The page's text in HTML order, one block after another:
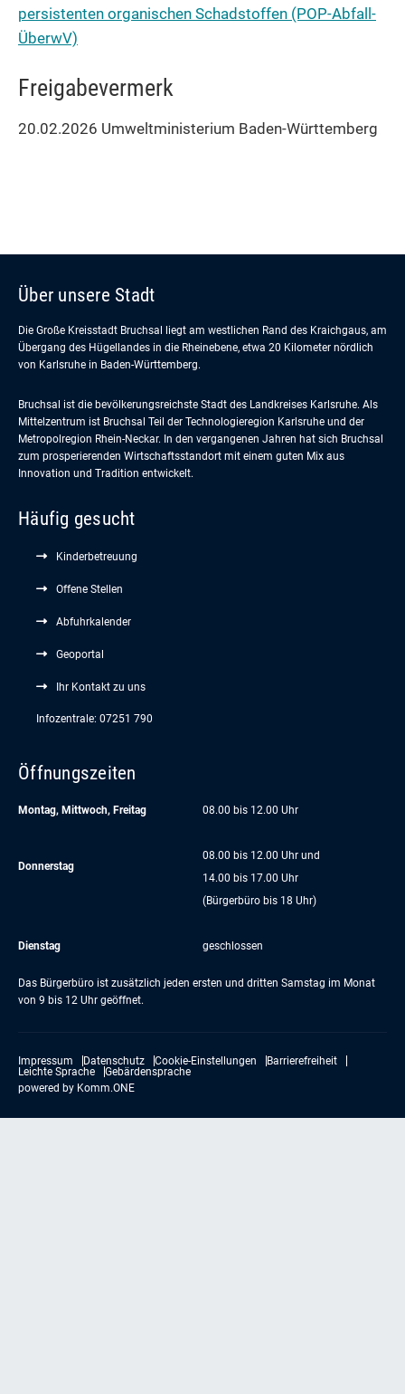
persistenten organischen Schadstoffen (POP-Abfall-
ÜberwV)
Freigabevermerk
20.02.2026 Umweltministerium Baden-Württemberg
Über unsere Stadt
Die Große Kreisstadt Bruchsal liegt am westlichen Rand des Kraichgaus, am
Übergang des Hügellandes in die Rheinebene, etwa 20 Kilometer nördlich
von Karlsruhe in Baden-Württemberg.
Bruchsal ist die bevölkerungsreichste Stadt des Landkreises Karlsruhe. Als
Mittelzentrum ist Bruchsal Teil der Technologieregion Karlsruhe und der
Metropolregion Rhein-Neckar. In den vergangenen Jahren hat sich Bruchsal
zum prosperierenden Wirtschaftsstandort mit einem guten Mix aus
Innovation und Tradition entwickelt.
Häufig gesucht
Kinderbetreuung
Offene Stellen
Abfuhrkalender
Geoportal
Ihr Kontakt zu uns
Infozentrale: 07251 790
Öffnungszeiten
Montag, Mittwoch, Freitag 08.00 bis 12.00 Uhr
Donnerstag
08.00 bis 12.00 Uhr und
14.00 bis 17.00 Uhr
(Bürgerbüro bis 18 Uhr)
Dienstag geschlossen
Das Bürgerbüro ist zusätzlich jeden ersten und dritten Samstag im Monat
von 9 bis 12 Uhr geöffnet.
Impressum Datenschutz Cookie-Einstellungen
Barrierefreiheit
Leichte Sprache
Gebärdensprache
powered by Komm.ONE